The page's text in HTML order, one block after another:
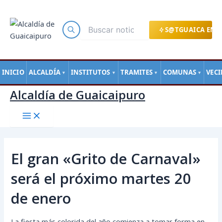
S@TGUAICA EN
INICIO ALCALDÍA ▼ INSTITUTOS ▼ TRAMITES ▼ COMUNAS ▼
contenido
Alcaldía de Guaicaipuro
El gran «Grito de Carnaval»
será el próximo martes 20
de enero
de
entradas